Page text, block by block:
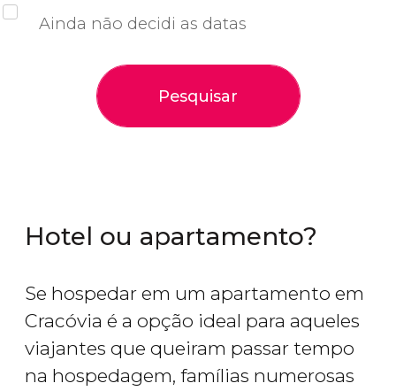
Ainda não decidi as datas
Pesquisar
Hotel ou apartamento?
Se hospedar em um apartamento em
Cracóvia é a opção ideal para aqueles
viajantes que queiram passar tempo
na hospedagem, famílias numerosas